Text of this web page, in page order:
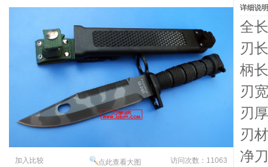
加入比较 点此查看大图 访问次数：11063
详细说明
全
刃
柄
刃
刃
刃
净